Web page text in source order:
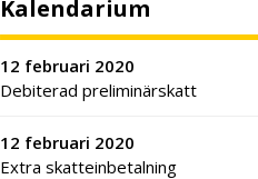
Kalendarium
12 februari 2020
Debiterad preliminärskatt
12 februari 2020
Extra skatteinbetalning